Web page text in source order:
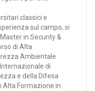
classici e
sul campo, si
in Security &
di Alta
Ambientale
di
e della Difesa
Alta Formazione in